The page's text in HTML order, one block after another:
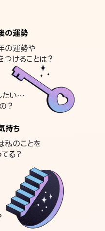
の運勢
の運勢や
つけることは？
たい…
？
持ち
私のことを
る？